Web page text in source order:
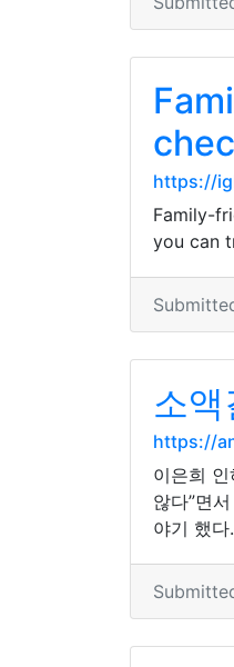
https://
Family-
you can
소
https://
이은희
않다”면
야기 했다.